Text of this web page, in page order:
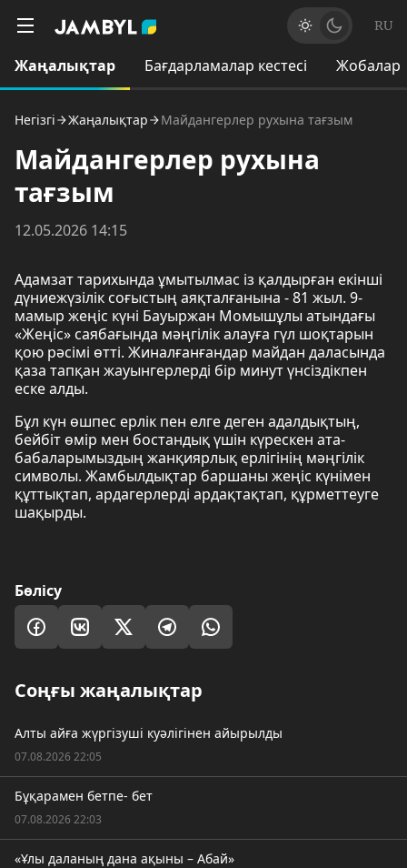
RU
Жаңалықтар Бағдарламалар кестесі Жобалар
Негізгі Жаңалықтар Майдангерлер рухына тағзым
Майдангерлер рухына
тағзым
12.05.2026 14:15
Адамзат тарихында ұмытылмас із қалдырған екінші
дүниежүзілік соғыстың аяқталғанына - 81 жыл. 9-
мамыр жеңіс күні Бауыржан Момышұлы атындағы
«Жеңіс» саябағында мәңгілік алауға гүл шоқтарын
қою рәсімі өтті. Жиналғанғандар майдан даласында
қаза тапқан жауынгерлерді бір минут үнсіздікпен
еске алды.
Бұл күн өшпес ерлік пен елге деген адалдықтың,
бейбіт өмір мен бостандық үшін күрескен ата-
бабаларымыздың жанқиярлық ерлігінің мәңгілік
символы. Жамбылдықтар баршаны жеңіс күнімен
құттықтап, ардагерлерді ардақтақтап, құрметтеуге
шақырды.
Бөлісу
Соңғы жаңалықтар
Алты айға жүргізуші куәлігінен айырылды
07.08.2026 22:05
Бұқарамен бетпе- бет
07.08.2026 22:03
«Ұлы даланың дана ақыны – Абай»